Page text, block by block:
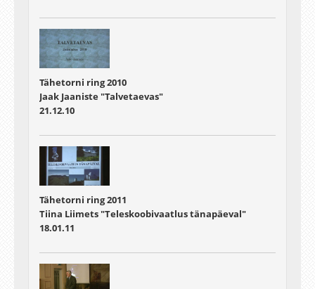
Tähetorni ring 2010
Jaak Jaaniste "Talvetaevas"
21.12.10
Tähetorni ring 2011
Tiina Liimets "Teleskoobivaatlus tänapäeval"
18.01.11